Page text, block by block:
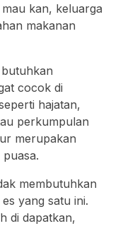
kan, keluarga
makanan
cocok di
hajatan,
perkumpulan
merupakan
membutuhkan
yang satu ini.
di dapatkan,